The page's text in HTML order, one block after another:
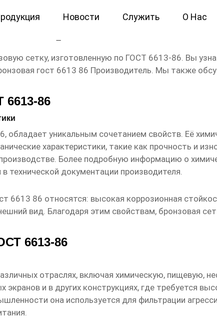
Новости Служить О Нас
86 Производитель
сетку, изготовленную по ГОСТ 6613-86. Вы
гост 6613 86 Производитель. Мы также
6613-86
обладает уникальным сочетанием свойств. Её
характеристики, такие как прочность и
Более подробную информацию о
технической документации производителя.
6613 86 относятся: высокая коррозионная
вид. Благодаря этим свойствам, бронзовая
6613-86
отраслях, включая химическую, пищевую,
и в других конструкциях, где требуется
она используется для фильтрации